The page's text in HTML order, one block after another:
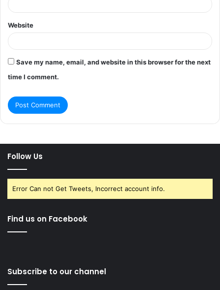
Website
Save my name, email, and website in this browser for the next
time I comment.
Follow Us
Error Can not Get Tweets, Incorrect account info.
Find us on Facebook
Subscribe to our channel